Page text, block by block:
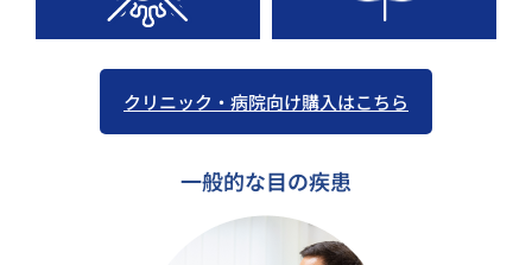
クリニック・病院向け購入はこちら
一般的な目の疾患